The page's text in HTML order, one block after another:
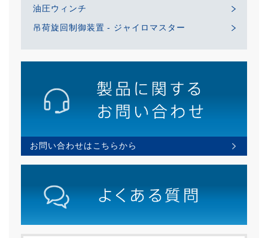
油圧ウィンチ
吊荷旋回制御装置 - ジャイロマスター
お問い合わせはこちらから